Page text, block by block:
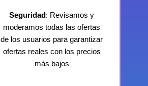
Seguridad: Revisamos y
moderamos todas las ofertas
de los usuarios para garantizar
ofertas reales con los precios
más bajos